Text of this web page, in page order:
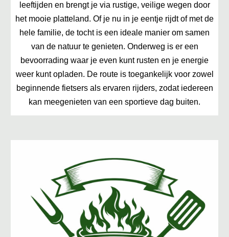
leeftijden en brengt je via rustige, veilige wegen door
het mooie platteland. Of je nu in je eentje rijdt of met de
hele familie, de tocht is een ideale manier om samen
van de natuur te genieten. Onderweg is er een
bevoorrading waar je even kunt rusten en je energie
weer kunt opladen. De route is toegankelijk voor zowel
beginnende fietsers als ervaren rijders, zodat iedereen
kan meegenieten van een sportieve dag buiten.